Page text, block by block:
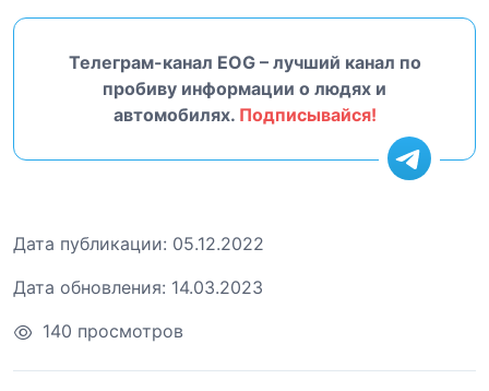
Телеграм-канал EOG – лучший канал по
пробиву информации о людях и
автомобилях. Подписывайся!
Дата публикации: 05.12.2022
Дата обновления: 14.03.2023
140 просмотров